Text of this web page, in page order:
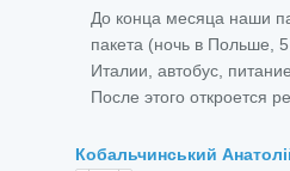
До конца месяца наши
пакета (ночь в Польше,
Италии, автобус,
После этого откроется
Кобальчинський